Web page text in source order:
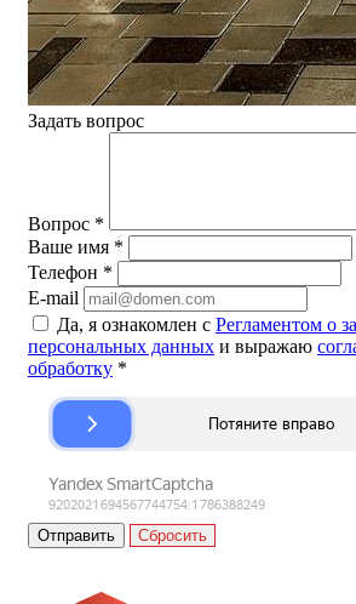
Задать вопрос
Вопрос *
Ваше имя *
Телефон *
E-mail
Да, я ознакомлен с Регламентом о
персональных данных и выражаю
обработку *
Сбросить